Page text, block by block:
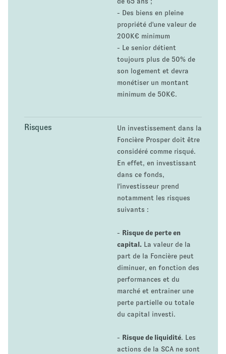
- Des biens en pleine
propriété d'une valeur de
200K€ minimum
- Le senior détient
toujours plus de 50% de
son logement et devra
monétiser un montant
minimum de 50K€.
Risques
Un investissement dans la
Foncière Prosper doit être
considéré comme risqué.
En effet, en investissant
dans ce fonds,
l'investisseur prend
notamment les risques
suivants :
- Risque de perte en
capital. La valeur de la
part de la Foncière peut
diminuer, en fonction des
performances et du
marché et entrainer une
perte partielle ou totale
du capital investi.
- Risque de liquidité. Les
actions de la SCA ne sont